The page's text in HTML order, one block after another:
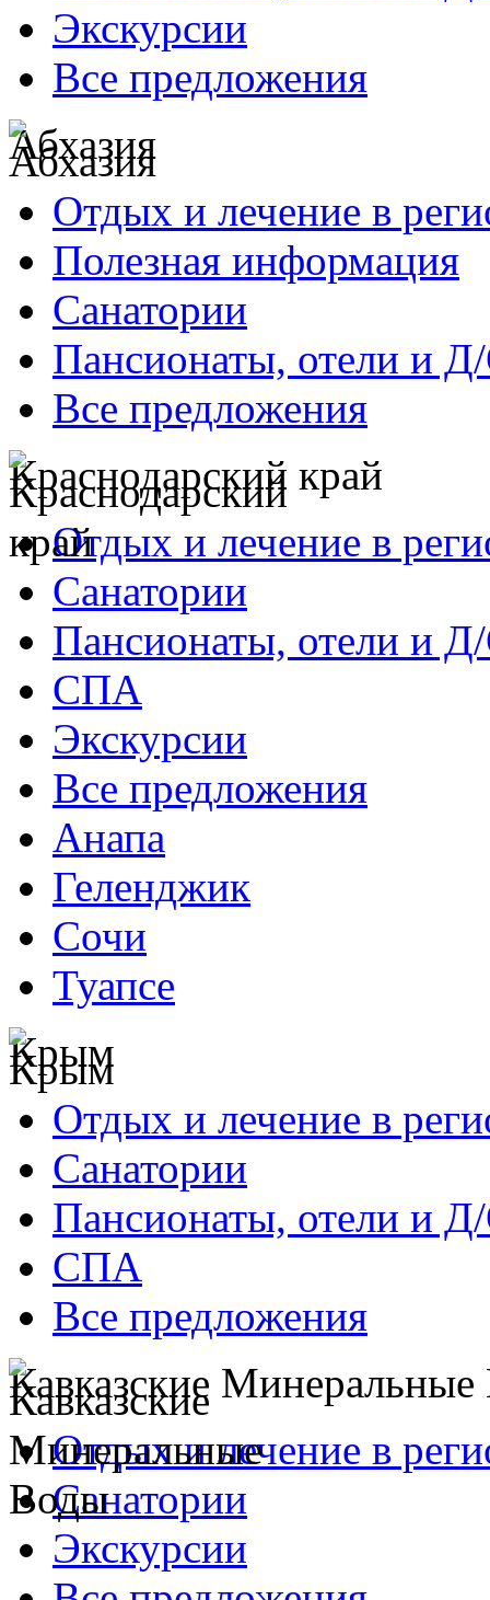
Экскурсии
Все предложения
Абхазия
Отдых и лечение в
Полезная информация
Санатории
Пансионаты, отели и
Все предложения
Краснодарский край
Отдых и лечение в
Санатории
Пансионаты, отели и
СПА
Экскурсии
Все предложения
Анапа
Геленджик
Сочи
Туапсе
Крым
Отдых и лечение в
Санатории
Пансионаты, отели и
СПА
Все предложения
Кавказские
Отдых и лечение в
Санатории
Экскурсии